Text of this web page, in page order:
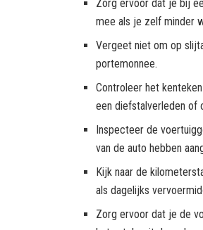
Zorg ervoor dat je bij
mee als je zelf minder
Vergeet niet om op
portemonnee.
Controleer het
een diefstalverleden of
Inspecteer de
van de auto hebben
Kijk naar de
als dagelijks
Zorg ervoor dat je de